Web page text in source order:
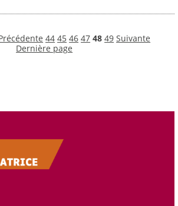
44 45 46 47 48 49 Suivante
Dernière page